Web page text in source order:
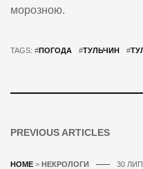
морозною.
TAGS: #ПОГОДА #ТУЛЬЧИН #
PREVIOUS ARTICLES
HOME > НЕКРОЛОГИ 30